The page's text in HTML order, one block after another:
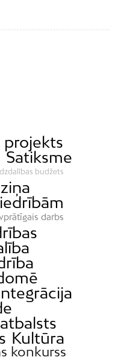
projekts
Satiksme
budžets
darbs
Kultūra
konkurss